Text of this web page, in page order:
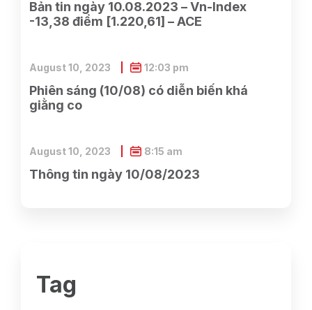
Bản tin ngày 10.08.2023 – Vn-Index
-13,38 điểm [1.220,61] – ACE
Phiên sáng (10/08) có diễn biến khá
giằng co
August 10, 2023 12:03 pm
Thông tin ngày 10/08/2023
August 10, 2023 8:15 am
Tag